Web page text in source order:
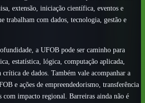
extensão, iniciação científica, eventos e
trabalham com dados, tecnologia, gestão e
a UFOB pode ser caminho para
estatística, lógica, computação aplicada,
de dados. Também vale acompanhar a
e ações de empreendedorismo, transferência
com impacto regional. Barreiras ainda não é